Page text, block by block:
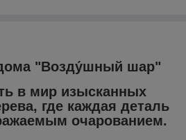
"Возду́шный шар"
в мир изысканных
где каждая деталь
очарованием.